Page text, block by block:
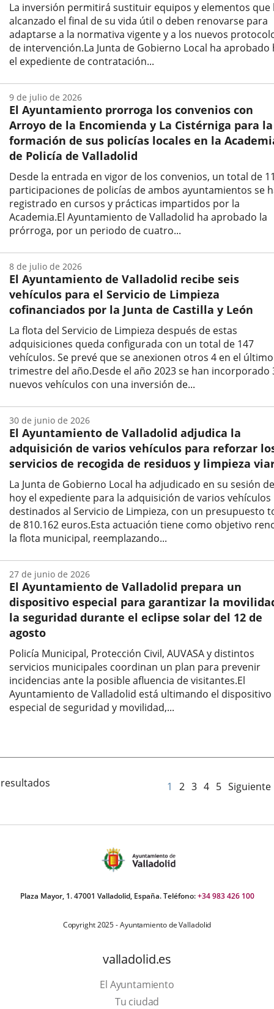
La inversión permitirá sustituir equipos y elementos que
alcanzado el final de su vida útil o deben renovarse para
adaptarse a la normativa vigente y a los nuevos
de intervención.La Junta de Gobierno Local ha aprobado
el expediente de contratación...
la
noticia
El Ayuntamiento prorroga los convenios con
Arroyo de la Encomienda y La Cistérniga para la
formación de sus policías locales en la
de Policía de Valladolid
Desde la entrada en vigor de los convenios, un total de
participaciones de policías de ambos ayuntamientos se
registrado en cursos y prácticas impartidos por la
Academia.El Ayuntamiento de Valladolid ha aprobado la
prórroga, por un periodo de cuatro...
la
noticia
9 de julio de 2026
El Ayuntamiento de Valladolid recibe seis
vehículos para el Servicio de Limpieza
cofinanciados por la Junta de Castilla y León
La flota del Servicio de Limpieza después de estas
adquisiciones queda configurada con un total de 147
vehículos. Se prevé que se anexionen otros 4 en el último
trimestre del año.Desde el año 2023 se han incorporado
nuevos vehículos con una inversión de...
la
noticia
8 de julio de 2026
El Ayuntamiento de Valladolid adjudica la
adquisición de varios vehículos para reforzar
servicios de recogida de residuos y limpieza
La Junta de Gobierno Local ha adjudicado en su sesión de
hoy el expediente para la adquisición de varios vehículos
destinados al Servicio de Limpieza, con un presupuesto
de 810.162 euros.Esta actuación tiene como objetivo
la flota municipal, reemplazando...
la
noticia
30 de junio de 2026
El Ayuntamiento de Valladolid prepara un
dispositivo especial para garantizar la
la seguridad durante el eclipse solar del 12 de
agosto
Policía Municipal, Protección Civil, AUVASA y distintos
servicios municipales coordinan un plan para prevenir
incidencias ante la posible afluencia de visitantes.El
Ayuntamiento de Valladolid está ultimando el dispositivo
especial de seguridad y movilidad,...
noticia
27 de junio de 2026
1 2 3 4 5 Siguiente
Plaza Mayor, 1. 47001 Valladolid, España. Teléfono:+34 983 426 100
Copyright 2025 - Ayuntamiento de Valladolid
valladolid.es
El Ayuntamiento
Tu ciudad